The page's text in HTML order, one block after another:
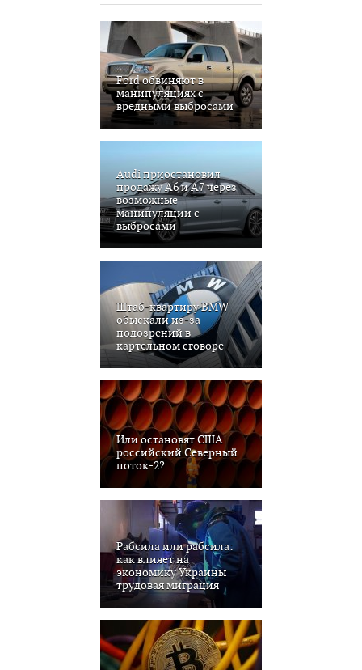
Ford обвиняют в
манипуляциях с
вредными выбросами
Audi приостановил
продажу A6 и A7 через
возможные
манипуляции с
выбросами
Штаб-квартиру BMW
обыскали из-за
подозрений в
картельном сговоре
Или остановят США
российский Северный
поток-2?
Рабсила или рабсила:
как влияет на
экономику Украины
трудовая миграция